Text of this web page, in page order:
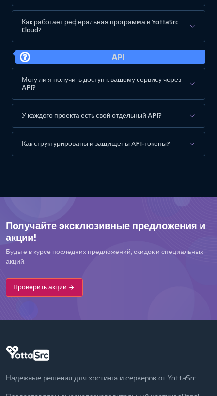
Как работает реферальная программа в YottaSrc
Cloud?
API
Могу ли я получить доступ к вашему сервису через
API?
У каждого проекта есть свой отдельный API?
Как структурированы и защищены API-токены?
Получайте эксклюзивные предложения и
акции!
Будьте в курсе последних предложений, скидок и специальных
акций.
Проверить акции
Надежные решения для хостинга и серверов от YottaSrc